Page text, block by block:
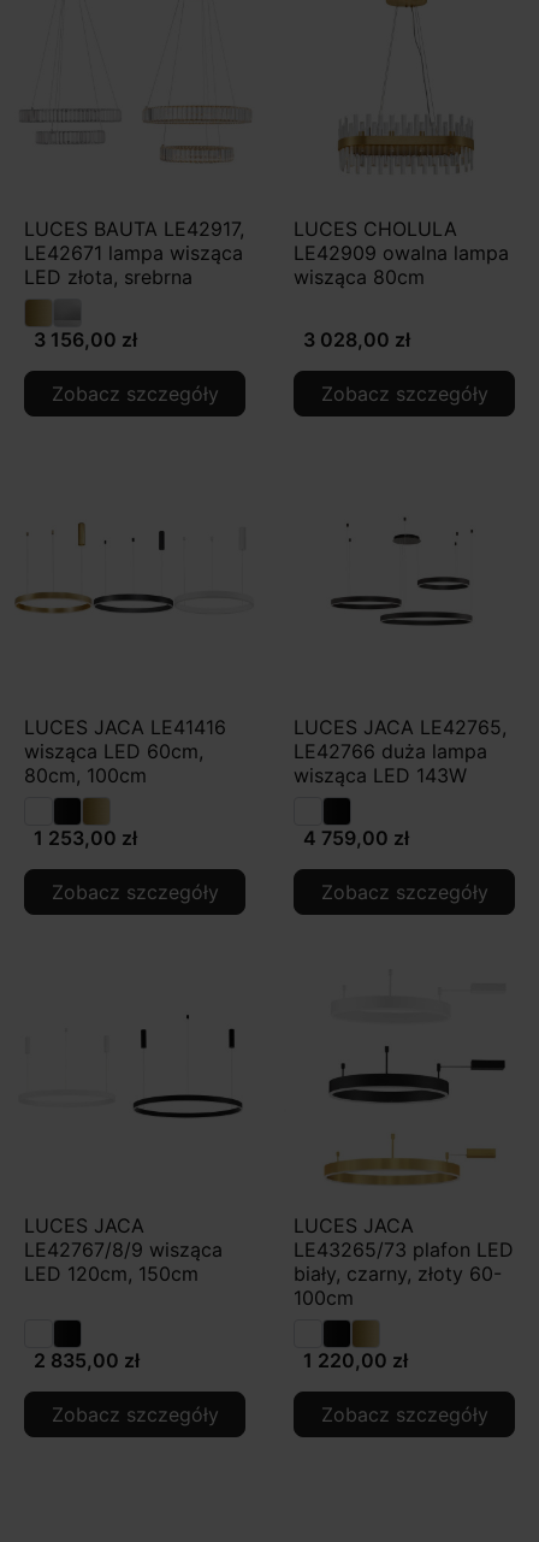
LUCES BAUTA LE42917,
LE42671 lampa wisząca
LED złota, srebrna
3 156,00 zł
Zobacz szczegóły
LUCES CHOLULA
LE42909 owalna lampa
wisząca 80cm
3 028,00 zł
Zobacz szczegóły
LUCES JACA LE41416
wisząca LED 60cm,
80cm, 100cm
1 253,00 zł
Zobacz szczegóły
LUCES JACA LE42765,
LE42766 duża lampa
wisząca LED 143W
4 759,00 zł
Zobacz szczegóły
LUCES JACA
LE42767/8/9 wisząca
LED 120cm, 150cm
2 835,00 zł
Zobacz szczegóły
LUCES JACA
LE43265/73 plafon LED
biały, czarny, złoty 60-
100cm
1 220,00 zł
Zobacz szczegóły